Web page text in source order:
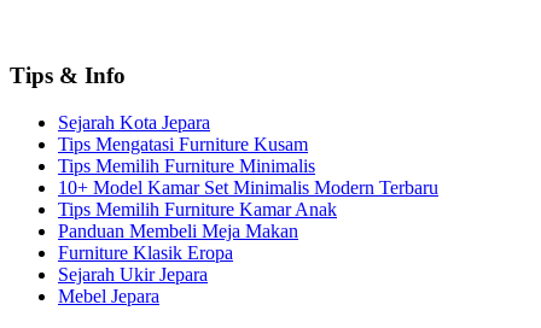
Tips & Info
Sejarah Kota Jepara
Tips Mengatasi Furniture Kusam
Tips Memilih Furniture Minimalis
10+ Model Kamar Set Minimalis Modern Terbaru
Tips Memilih Furniture Kamar Anak
Panduan Membeli Meja Makan
Furniture Klasik Eropa
Sejarah Ukir Jepara
Mebel Jepara